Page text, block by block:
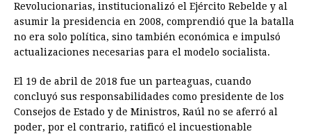
Revolucionarias, institucionalizó el Ejército Rebelde y al
asumir la presidencia en 2008, comprendió que la batalla
no era solo política, sino también económica e impulsó
actualizaciones necesarias para el modelo socialista.
El 19 de abril de 2018 fue un parteaguas, cuando
concluyó sus responsabilidades como presidente de los
Consejos de Estado y de Ministros, Raúl no se aferró al
poder, por el contrario, ratificó el incuestionable